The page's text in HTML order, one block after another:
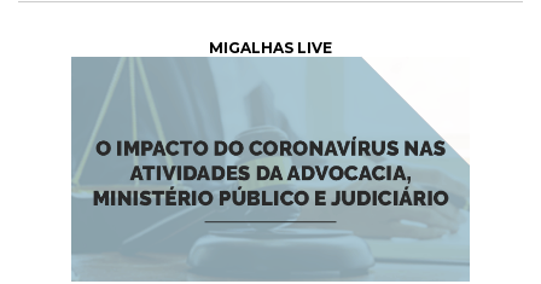
MIGALHAS LIVE